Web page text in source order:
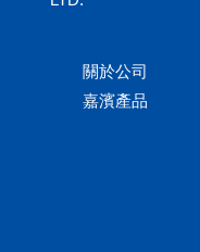
關於公司
嘉濱產品